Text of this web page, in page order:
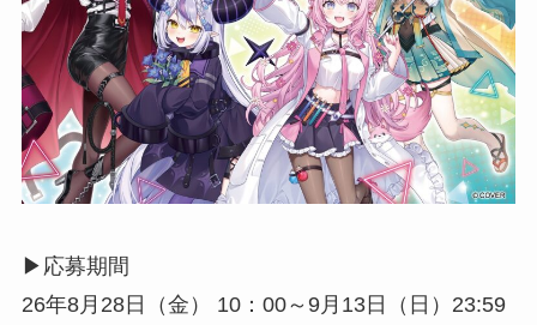
▶︎応募期間
26年8月28日（金） 10：00～9月13日（日）23:59